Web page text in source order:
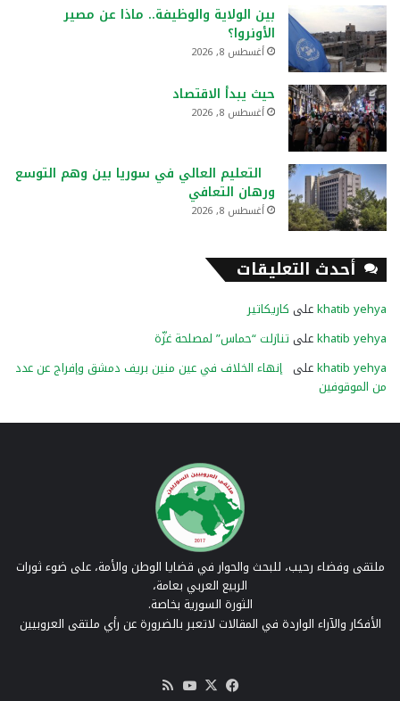
بين الولاية والوظيفة.. ماذا عن مصير
الأونروا؟
أغسطس 8, 2026
حيث يبدأ الاقتصاد
أغسطس 8, 2026
التعليم العالي في سوريا بين وهم التوسع
ورهان التعافي
أغسطس 8, 2026
أحدث التعليقات
khatib yehyaعلى كاريكاتير
khatib yehyaعلى تنازلت “حماس” لمصلحة غزّة
khatib yehyaعلى إنهاء الخلاف في عين منين بريف دمشق وإفراج عن عدد
من الموقوفين
ملتقى وفضاء رحيب، للبحث والحوار في قضايا الوطن والأمة، على ضوء ثورات
الربيع العربي بعامة،
الثورة السورية بخاصة.
الأفكار والآراء الواردة في المقالات لاتعبر بالضرورة عن رأي ملتقى العروبيين
فيسبوك
‫X
‫YouTube